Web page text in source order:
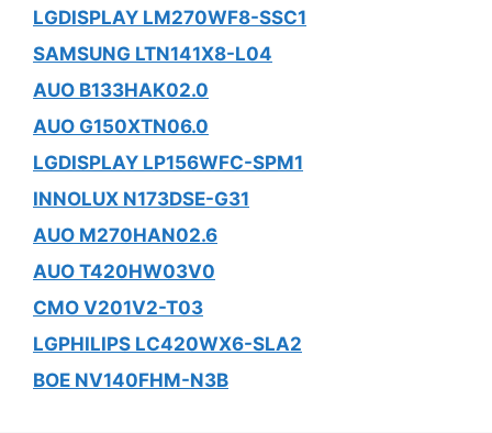
LGDISPLAY LM270WF8-SSC1
SAMSUNG LTN141X8-L04
AUO B133HAK02.0
AUO G150XTN06.0
LGDISPLAY LP156WFC-SPM1
INNOLUX N173DSE-G31
AUO M270HAN02.6
AUO T420HW03V0
CMO V201V2-T03
LGPHILIPS LC420WX6-SLA2
BOE NV140FHM-N3B